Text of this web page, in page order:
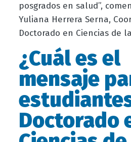
posgrados en salud”,
Yuliana Herrera Serna,
Doctorado en Ciencias de
¿Cuál es el
mensaje
Doctorado